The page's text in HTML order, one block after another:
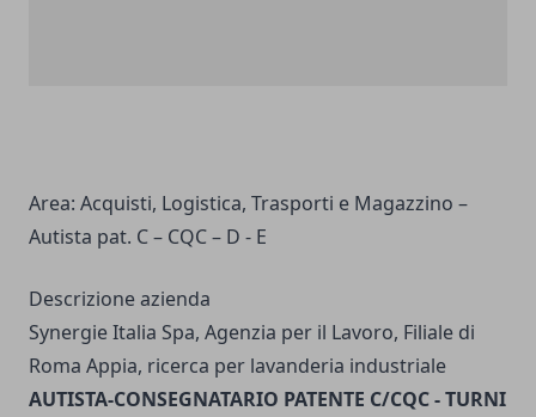
Area: Acquisti, Logistica, Trasporti e Magazzino –
Autista pat. C – CQC – D - E
Descrizione azienda
Synergie Italia Spa, Agenzia per il Lavoro, Filiale di
Roma Appia, ricerca per lavanderia industriale
AUTISTA-CONSEGNATARIO PATENTE C/CQC - TURNI